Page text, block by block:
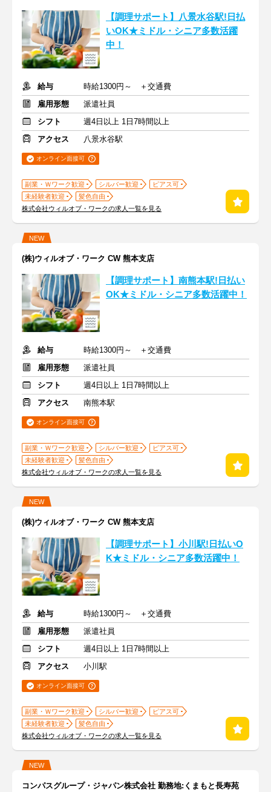
【調理サポート】八景水谷駅!日払
いOK★ミドル・シニア多数活躍
中！
給与
時給1300円～ ＋交通費
雇用形態
派遣社員
シフト
週4日以上 1日7時間以上
アクセス
八景水谷駅
オンライン面接可
副業・Ｗワーク歓迎 シルバー歓迎
ピアス可
未経験者歓迎
髪色自由
株式会社ウィルオブ・ワークの求人一覧を見る
NEW
(株)ウィルオブ・ワーク CW 熊本支店
【調理サポート】南熊本駅!日払い
OK★ミドル・シニア多数活躍中！
給与
時給1300円～ ＋交通費
雇用形態
派遣社員
シフト
週4日以上 1日7時間以上
アクセス
南熊本駅
オンライン面接可
副業・Ｗワーク歓迎 シルバー歓迎
ピアス可
未経験者歓迎
髪色自由
株式会社ウィルオブ・ワークの求人一覧を見る
NEW
(株)ウィルオブ・ワーク CW 熊本支店
【調理サポート】小川駅!日払いO
K★ミドル・シニア多数活躍中！
給与
時給1300円～ ＋交通費
雇用形態
派遣社員
シフト
週4日以上 1日7時間以上
アクセス
小川駅
オンライン面接可
副業・Ｗワーク歓迎 シルバー歓迎
ピアス可
未経験者歓迎
髪色自由
株式会社ウィルオブ・ワークの求人一覧を見る
NEW
コンパスグループ・ジャパン株式会社 勤務地:くまもと長寿苑